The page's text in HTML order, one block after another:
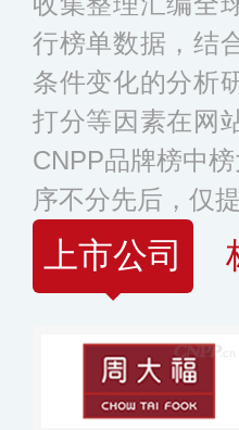
行榜单数据，结
条件变化的分析
打分等因素在网
CNPP品牌榜中
序不分先后，仅
上市公司